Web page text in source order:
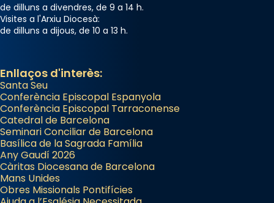
de dilluns a divendres, de 9 a 14 h.
Visites a l'Arxiu Diocesà:
de dilluns a dijous, de 10 a 13 h.
Enllaços d'interès:
Santa Seu
Conferència Episcopal Espanyola
Conferència Episcopal Tarraconense
Catedral de Barcelona
Seminari Conciliar de Barcelona
Basílica de la Sagrada Família
Any Gaudí 2026
Càritas Diocesana de Barcelona
Mans Unides
Obres Missionals Pontifícies